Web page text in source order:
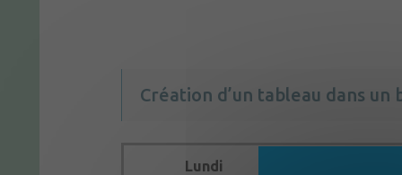
Création d’un tableau dans un
Lundi